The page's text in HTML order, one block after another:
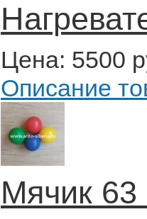
Цена: 5500
Описание
Мячик 63